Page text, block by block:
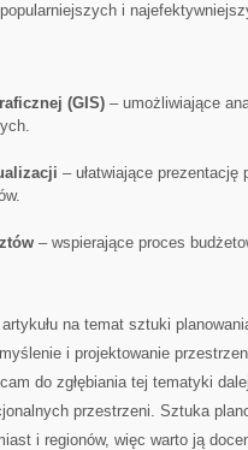
i
(GIS)– umożliwiające
– ułatwiające‍ prezentację
– wspierające proces
na temat sztuki
i projektowanie
do zgłębiania tej tematyki
przestrzeni. Sztuka
i regionów, więc warto‍ ją